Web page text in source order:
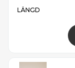
LÄNGD